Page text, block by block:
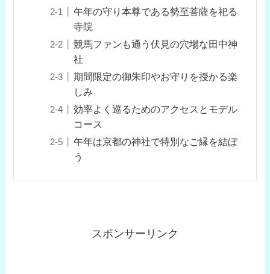
午年の守り本尊である勢至菩薩を祀る
寺院
競馬ファンも通う伏見の穴場な田中神
社
期間限定の御朱印やお守りを授かる楽
しみ
効率よく巡るためのアクセスとモデル
コース
午年は京都の神社で特別なご縁を結ぼ
う
スポンサーリンク